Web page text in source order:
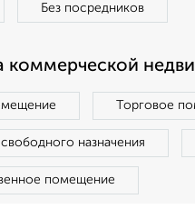
Без посредников
коммерческой
Торговое
назначения
помещение